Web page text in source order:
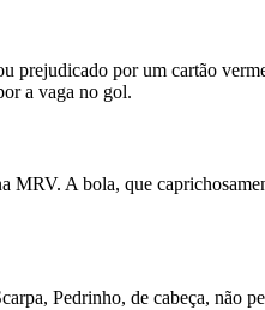
prejudicado por um cartão
a vaga no gol.
A bola, que
Pedrinho, de cabeça, não